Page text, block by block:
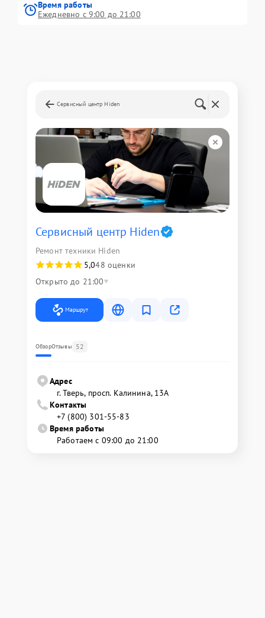
Время работы
Ежедневно с 9:00 до 21:00
Сервисный центр Hiden
Сервисный центр Hiden
Ремонт техники Hiden
5,048 оценки
Открыто до 21:00
Маршрут
ОбзорОтзывы 52
Адрес
г. Тверь, просп. Калинина, 13А
Контакты
+7 (800) 301-55-83
Время работы
Работаем с 09:00 до 21:00